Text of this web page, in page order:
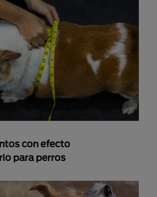
con efecto
para perros